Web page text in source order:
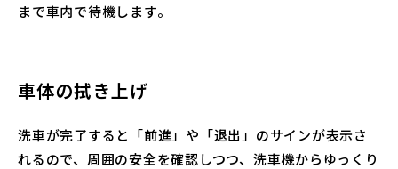
まで車内で待機します。
車体の拭き上げ
洗車が完了すると「前進」や「退出」のサインが表示さ
れるので、周囲の安全を確認しつつ、洗車機からゆっくり